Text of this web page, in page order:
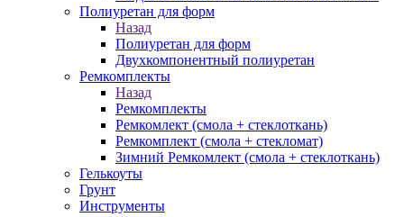
Полиуретан для форм
Назад
Полиуретан для форм
Двухкомпонентный полиуретан
Ремкомплекты
Назад
Ремкомплекты
Ремкомлект (смола + стеклоткань)
Ремкомплект (смола + стекломат)
Зимний Ремкомлект (смола + стеклоткань)
Гелькоуты
Грунт
Инструменты